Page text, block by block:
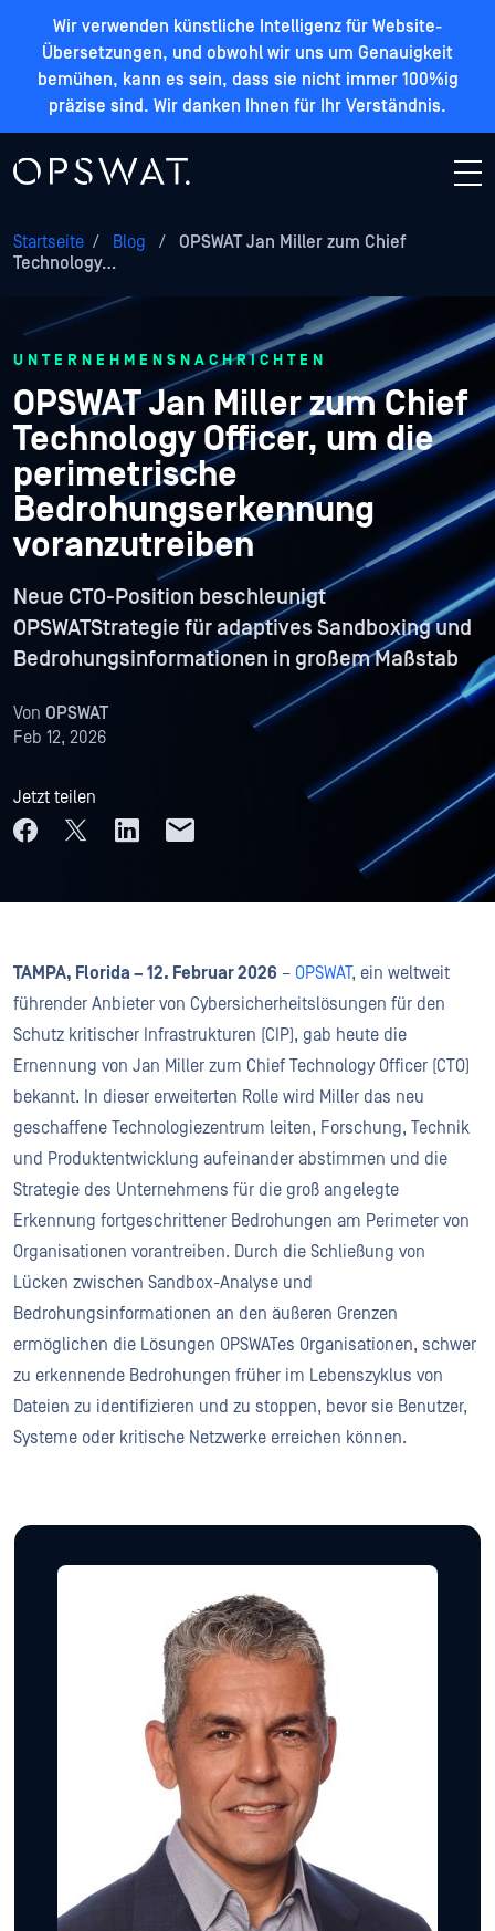
Wir verwenden künstliche Intelligenz für Website-
Übersetzungen, und obwohl wir uns um Genauigkeit
bemühen, kann es sein, dass sie nicht immer 100%ig
präzise sind. Wir danken Ihnen für Ihr Verständnis.
Startseite / Blog /
OPSWAT Jan Miller zum Chief
Technology…
UNTERNEHMENSNACHRICHTEN
OPSWAT Jan Miller zum Chief
Technology Officer, um die
perimetrische
Bedrohungserkennung
voranzutreiben
Neue CTO-Position beschleunigt
OPSWATStrategie für adaptives Sandboxing und
Bedrohungsinformationen in großem Maßstab
Von OPSWAT
Feb 12, 2026
Jetzt teilen
TAMPA, Florida – 12. Februar 2026 – OPSWAT, ein weltweit
führender Anbieter von Cybersicherheitslösungen für den
Schutz kritischer Infrastrukturen (CIP), gab heute die
Ernennung von Jan Miller zum Chief Technology Officer (CTO)
bekannt. In dieser erweiterten Rolle wird Miller das neu
geschaffene Technologiezentrum leiten, Forschung, Technik
und Produktentwicklung aufeinander abstimmen und die
Strategie des Unternehmens für die groß angelegte
Erkennung fortgeschrittener Bedrohungen am Perimeter von
Organisationen vorantreiben. Durch die Schließung von
Lücken zwischen Sandbox-Analyse und
Bedrohungsinformationen an den äußeren Grenzen
ermöglichen die Lösungen OPSWATes Organisationen, schwer
zu erkennende Bedrohungen früher im Lebenszyklus von
Dateien zu identifizieren und zu stoppen, bevor sie Benutzer,
Systeme oder kritische Netzwerke erreichen können.